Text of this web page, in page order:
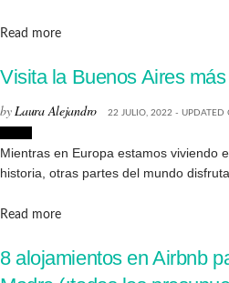
Read moreDetails
Visita la Buenos Aires
by Laura Alejandro 22 JULIO, 2022 - UPDATED
Mientras en Europa estamos viviendo
historia, otras partes del mundo
Read moreDetails
8 alojamientos en Airbnb